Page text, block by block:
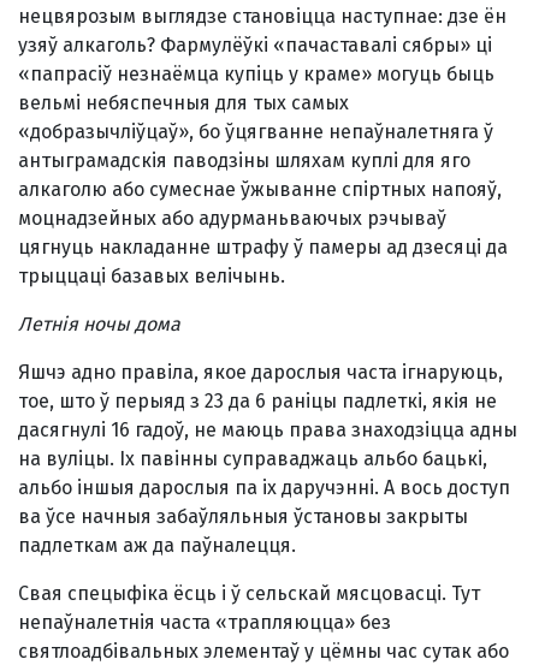
нецвярозым выглядзе становіцца наступнае: дзе ён
узяў алкаголь? Фармулёўкі «пачаставалі сябры» ці
«папрасіў незнаёмца купіць у краме» могуць быць
вельмі небяспечныя для тых самых
«добразычліўцаў», бо ўцягванне непаўналетняга ў
антыграмадскія паводзіны шляхам куплі для яго
алкаголю або сумеснае ўжыванне спіртных напояў,
моцнадзейных або адурманьваючых рэчываў
цягнуць накладанне штрафу ў памеры ад дзесяці да
трыццаці базавых велічынь.
Летнія ночы дома
Яшчэ адно правіла, якое дарослыя часта ігнаруюць,
тое, што ў перыяд з 23 да 6 раніцы падлеткі, якія не
дасягнулі 16 гадоў, не маюць права знаходзіцца адны
на вуліцы. Іх павінны суправаджаць альбо бацькі,
альбо іншыя дарослыя па іх даручэнні. А вось доступ
ва ўсе начныя забаўляльныя ўстановы закрыты
падлеткам аж да паўналецця.
Свая спецыфіка ёсць і ў сельскай мясцовасці. Тут
непаўналетнія часта «трапляюцца» без
святлоадбівальных элементаў у цёмны час сутак або